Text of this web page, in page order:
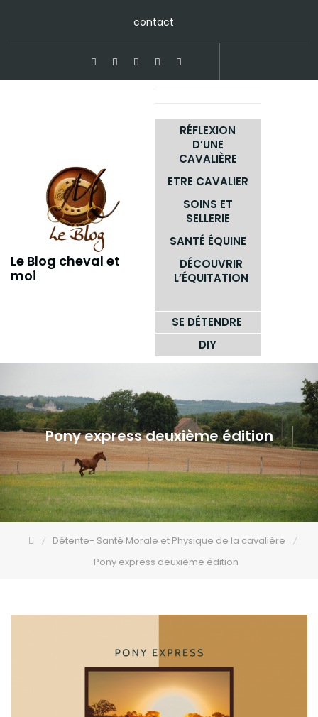
contact
Le Blog cheval et
moi
RÉFLEXION
D’UNE
CAVALIÈRE
ETRE CAVALIER
SOINS ET
SELLERIE
SANTÉ ÉQUINE
DÉCOUVRIR
L’ÉQUITATION
SE DÉTENDRE
DIY
Pony express deuxième édition
Détente- Santé Morale et Physique de la cavalière
Pony express deuxième édition